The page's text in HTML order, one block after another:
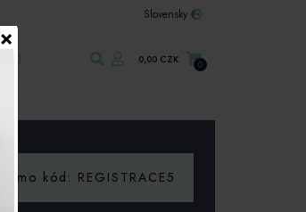
Slovensky
0,00 CZK 0
Promo kód: REGISTRACE5
×